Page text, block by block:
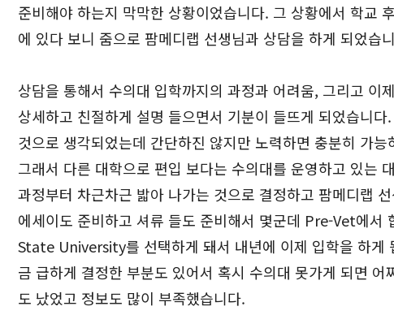
준비해야 하는지 막막한 상황이었습니다. 그 상황에서 학교
에 있다 보니 줌으로 팜메디랩 선생님과 상담을 하게 되었습
상담을 통해서 수의대 입학까지의 과정과 어려움, 그리고 이
상세하고 친절하게 설명 들으면서 기분이 들뜨게 되었습니
것으로 생각되었는데 간단하진 않지만 노력하면 충분히 가
그래서 다른 대학으로 편입 보다는 수의대를 운영하고 있는
과정부터 차근차근 밟아 나가는 것으로 결정하고 팜메디랩
에세이도 준비하고 셔류 들도 준비해서 몇군데 Pre-Vet에
State University를 선택하게 돼서 내년에 이제 입학을 하게
금 급하게 결정한 부분도 있어서 혹시 수의대 못가게 되면
도 났었고 정보도 많이 부족했습니다.